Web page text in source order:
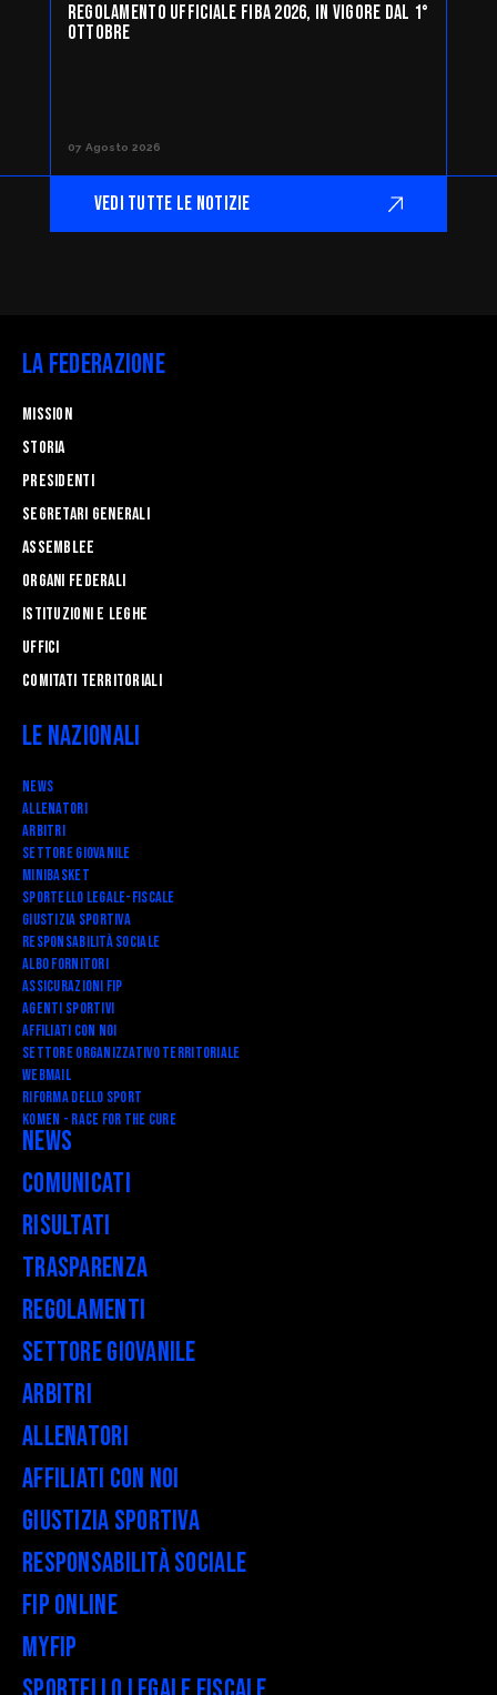
REGOLAMENTO UFFICIALE FIBA 2026, IN VIGORE DAL 1°
OTTOBRE
07 Agosto 2026
VEDI TUTTE LE NOTIZIE
La Federazione
Mission
STORIA
Presidenti
Segretari generali
Assemblee
Organi federali
Istituzioni e leghe
Uffici
Comitati Territoriali
Le Nazionali
News
Allenatori
Arbitri
Settore Giovanile
Minibasket
SPORTELLO LEGALE-FISCALE
Giustizia Sportiva
Responsabilità Sociale
Albo fornitori
Assicurazioni FIP
Agenti Sportivi
Affiliati con noi
Settore Organizzativo Territoriale
Webmail
RIFORMA DELLO SPORT
Komen - Race for the Cure
News
Comunicati
Risultati
Trasparenza
Regolamenti
Settore Giovanile
Arbitri
Allenatori
Affiliati con noi
Giustizia Sportiva
Responsabilità Sociale
FIP Online
myFIP